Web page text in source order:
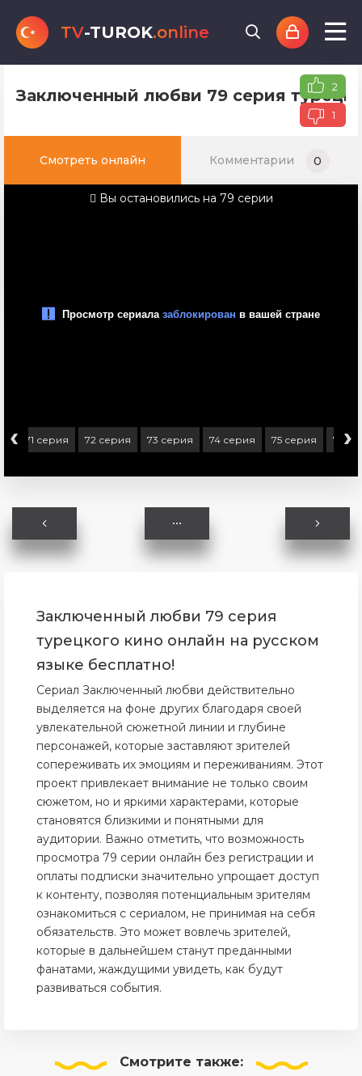
TV-TUROK.online
Заключенный любви 79 серия 2
1
Смотреть онлайн Комментарии 0
Вы остановились на 79 серии
‹ 71 серия 72 серия 73 серия 74 серия 75 серия 76›
Заключенный любви 79 серия
турецкого кино онлайн на русском
языке бесплатно!
Сериал Заключенный любви действительно
выделяется на фоне других благодаря своей
увлекательной сюжетной линии и глубине
персонажей, которые заставляют зрителей
сопереживать их эмоциям и переживаниям. Этот
проект привлекает внимание не только своим
сюжетом, но и яркими характерами, которые
становятся близкими и понятными для
аудитории. Важно отметить, что возможность
просмотра 79 серии онлайн без регистрации и
оплаты подписки значительно упрощает доступ
к контенту, позволяя потенциальным зрителям
ознакомиться с сериалом, не принимая на себя
обязательств. Это может вовлечь зрителей,
которые в дальнейшем станут преданными
фанатами, жаждущими увидеть, как будут
развиваться события.
Смотрите также: